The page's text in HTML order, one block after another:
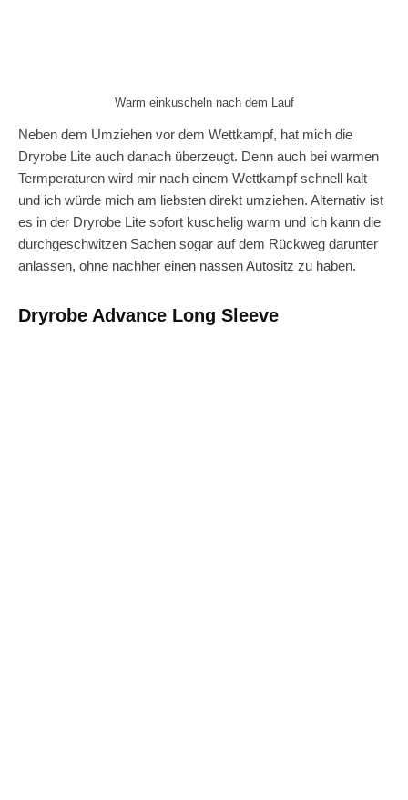
Warm einkuscheln nach dem Lauf
Neben dem Umziehen vor dem Wettkampf, hat mich die
Dryrobe Lite auch danach überzeugt. Denn auch bei warmen
Termperaturen wird mir nach einem Wettkampf schnell kalt
und ich würde mich am liebsten direkt umziehen. Alternativ ist
es in der Dryrobe Lite sofort kuschelig warm und ich kann die
durchgeschwitzen Sachen sogar auf dem Rückweg darunter
anlassen, ohne nachher einen nassen Autositz zu haben.
Dryrobe Advance Long Sleeve